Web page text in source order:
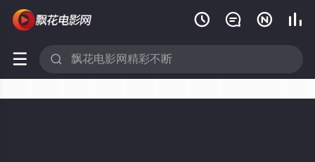
   
 